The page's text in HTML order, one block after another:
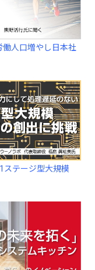
働人口増やし日本社
ステージ型大規模